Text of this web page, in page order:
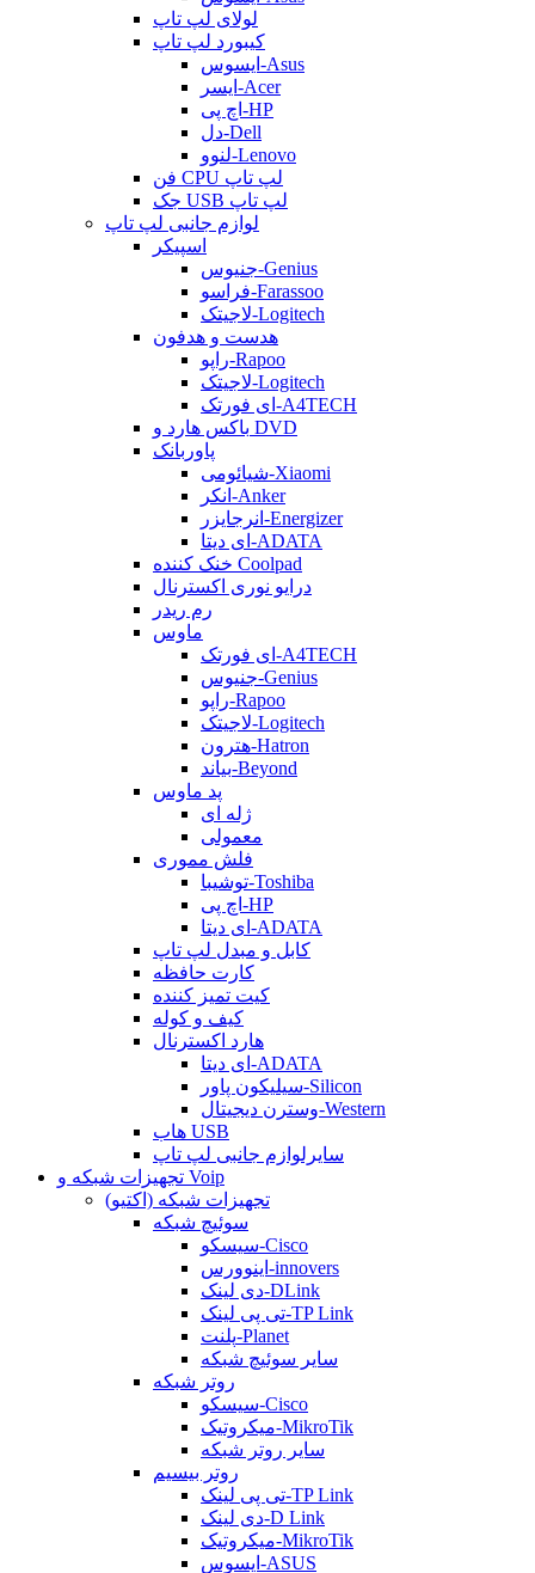
لولای لپ تاپ
کیبورد لپ تاپ
ایسوس-Asus
ایسر-Acer
اچ پی-HP
دل-Dell
لنوو-Lenovo
فن CPU لپ تاپ
جک USB لپ تاپ
لوازم جانبی لپ تاپ
اسپیکر
جنیوس-Genius
فراسو-Farassoo
لاجیتک-Logitech
هدست و هدفون
راپو-Rapoo
لاجیتک-Logitech
ای فورتک-A4TECH
باکس هارد و DVD
پاوربانک
شیائومی-Xiaomi
انکر-Anker
انرجایزر-Energizer
ای دیتا-ADATA
خنک کننده Coolpad
درایو نوری اکسترنال
رم ریدر
ماوس
ای فورتک-A4TECH
جنیوس-Genius
راپو-Rapoo
لاجیتک-Logitech
هترون-Hatron
بیاند-Beyond
پد ماوس
ژله ای
معمولی
فلش مموری
توشیبا-Toshiba
اچ پی-HP
ای دیتا-ADATA
کابل و مبدل لپ تاپ
کارت حافظه
کیت تمیز کننده
کیف و کوله
هارد اکسترنال
ای دیتا-ADATA
سیلیکون پاور-Silicon
وسترن دیجیتال-Western
هاب USB
سایرلوازم جانبی لپ تاپ
تجهیزات شبکه و Voip
تجهیزات شبکه (اکتیو)
سوئیچ شبکه
سیسکو-Cisco
اینوورس-innovers
دی لینک-DLink
تی پی لینک-TP Link
پلنت-Planet
سایر سوئیچ شبکه
روتر شبکه
سیسکو-Cisco
میکروتیک-MikroTik
سایر روتر شبکه
روتر بیسیم
تی پی لینک-TP Link
دی لینک-D Link
میکروتیک-MikroTik
ایسوس-ASUS